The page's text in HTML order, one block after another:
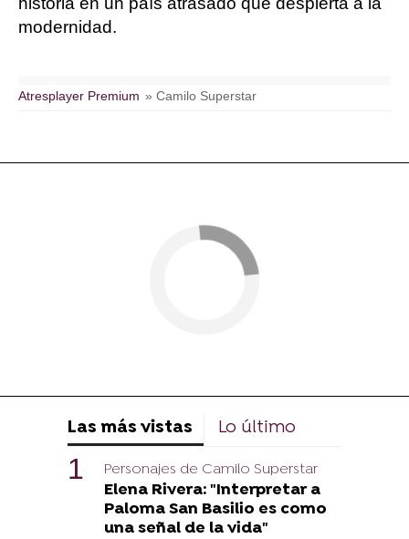
modernidad.
Atresplayer Premium » Camilo Superstar
Las más vistas Lo último
Personajes de Camilo Superstar
Elena Rivera: "Interpretar a
Paloma San Basilio es como
una señal de la vida"